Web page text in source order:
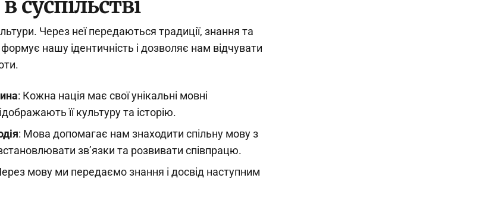
суспільстві
Через неї передаються традиції, знання та
формує нашу ідентичність і дозволяє нам відчувати
: Кожна нація має свої унікальні мовні
її культуру та історію.
: Мова допомагає нам знаходити спільну мову з
зв’язки та розвивати співпрацю.
мову ми передаємо знання і досвід наступним